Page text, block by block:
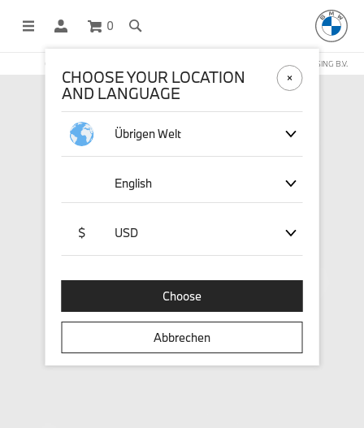
0
OFFICIAL BMW LIFESTYLE SHOP OPERATED BY STICHD SPORTMERCHANDISING B.V.
CHOOSE YOUR LOCATION
AND LANGUAGE
Übrigen Welt
English
$ USD
Choose
Abbrechen